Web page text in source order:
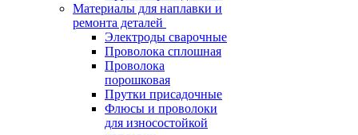
Материалы для наплавки и
ремонта деталей
Электроды сварочные
Проволока сплошная
Проволока
порошковая
Прутки присадочные
Флюсы и проволоки
для износостойкой